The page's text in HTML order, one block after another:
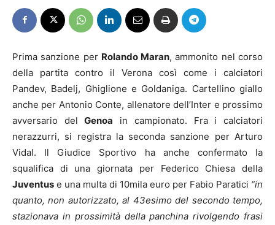
Prima sanzione per Rolando Maran, ammonito nel corso
della partita contro il Verona così come i calciatori
Pandev, Badelj, Ghiglione e Goldaniga. Cartellino giallo
anche per Antonio Conte, allenatore dell’Inter e prossimo
avversario delGenoa in campionato. Fra i calciatori
nerazzurri, si registra la seconda sanzione per Arturo
Vidal. Il Giudice Sportivo ha anche confermato la
squalifica di una giornata per Federico Chiesa della
Juventus e una multa di 10mila euro per Fabio Paratici “in
quanto, non autorizzato, al 43esimo del secondo tempo,
stazionava in prossimità della panchina rivolgendo frasi